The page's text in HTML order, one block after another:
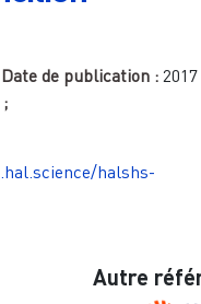
Date de publication : 2017
;
halshs-
Autre